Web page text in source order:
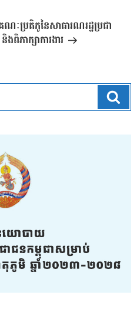
ៈប្រតិភូនៃសាធារណរដ្ឋប្រជា
ភាក្សាការងារ